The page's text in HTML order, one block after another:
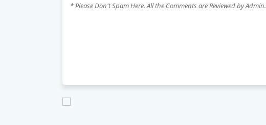
* Please Don't Spam Here. All the Comments are Reviewed by Admin.